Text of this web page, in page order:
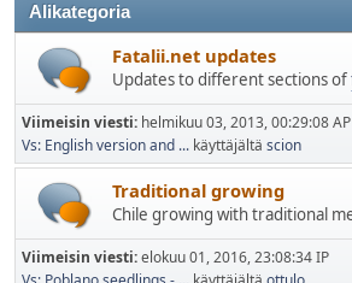
Alikategoria
Fatalii.net updates
Updates to different sections of
Viimeisin viesti: helmikuu 03, 2013, 00:29:08 AP
Vs: English version and ... käyttäjältä scion
Traditional growing
Chile growing with traditional
Viimeisin viesti:elokuu 01, 2016, 23:08:34 IP